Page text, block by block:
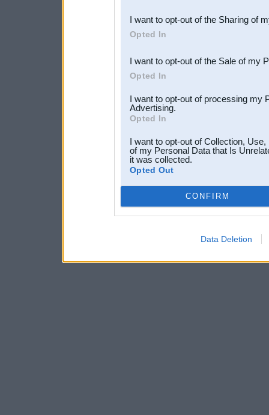
Downstream Participants
third parties.
I want to opt-out of the Sharing of
Opted In
I want to opt-out of the Sale of my
Opted In
I want to opt-out of processing my
Advertising.
Opted In
I want to opt-out of Collection,
of my Personal Data that Is
it was collected.
Opted Out
CONFIRM
Data Deletion